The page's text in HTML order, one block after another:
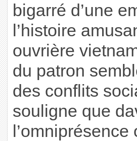
bigarré d’une
l’histoire
ouvrière
du patron
des conflits
souligne que